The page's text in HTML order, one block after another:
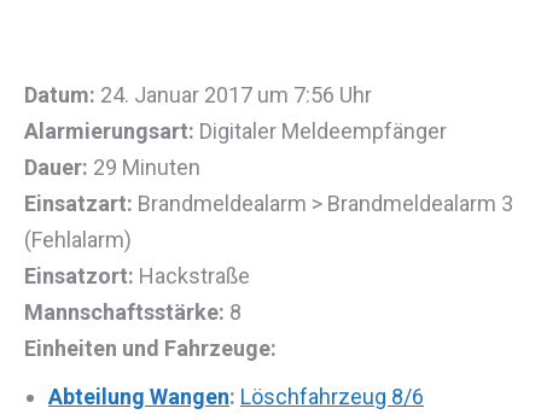
Datum: 24. Januar 2017 um 7:56 Uhr
Alarmierungsart: Digitaler Meldeempfänger
Dauer: 29 Minuten
Einsatzart: Brandmeldealarm > Brandmeldealarm 3
(Fehlalarm)
Einsatzort: Hackstraße
Mannschaftsstärke: 8
Einheiten und Fahrzeuge:
Abteilung Wangen: Löschfahrzeug 8/6